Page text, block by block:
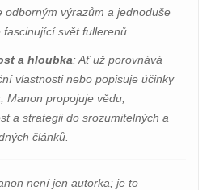
odborným výrazům a jednoduše
fascinující svět fullerenů.
a hloubka: Ať už porovnává
vlastnosti nebo popisuje účinky
Manon propojuje vědu,
a strategii do srozumitelných a
článků.
není jen autorka; je to